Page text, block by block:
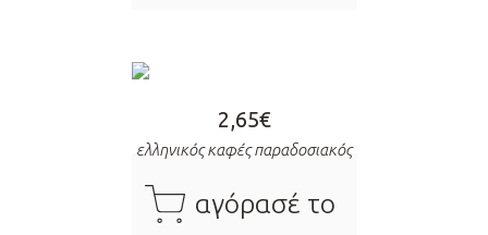
2,65€
ελληνικός καφές παραδοσιακός
cart αγόρασέ το